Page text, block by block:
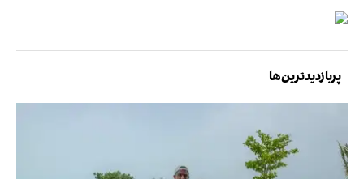
پربازدیدترین‌ها